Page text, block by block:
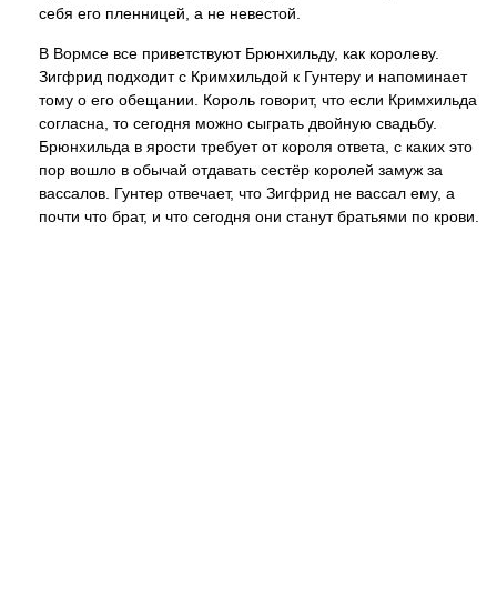
себя его пленницей, а не невестой.
В Вормсе все приветствуют Брюнхильду, как королеву.
Зигфрид подходит с Кримхильдой к Гунтеру и напоминает
тому о его обещании. Король говорит, что если Кримхильда
согласна, то сегодня можно сыграть двойную свадьбу.
Брюнхильда в ярости требует от короля ответа, с каких это
пор вошло в обычай отдавать сестёр королей замуж за
вассалов. Гунтер отвечает, что Зигфрид не вассал ему, а
почти что брат, и что сегодня они станут братьями по крови.